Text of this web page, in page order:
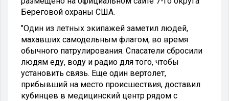
Береговой охраны США.
"Один из летных экипажей заметил людей,
махавших самодельным флагом, во время
обычного патрулирования. Спасатели сбросили
людям еду, воду и радио для того, чтобы
установить связь. Еще один вертолет,
прибывший на место происшествия, доставил
кубинцев в медицинский центр рядом с